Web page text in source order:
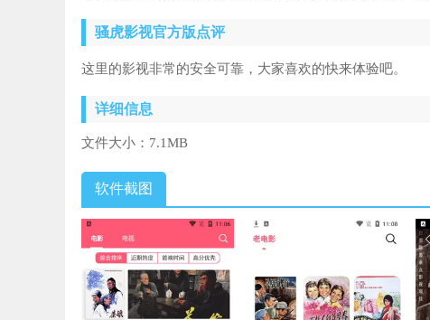
骚虎影视官方版点评
这里的影视非常的安全可靠，大家喜欢的快来体验吧。
详细信息
文件大小： 7.1MB
软件截图